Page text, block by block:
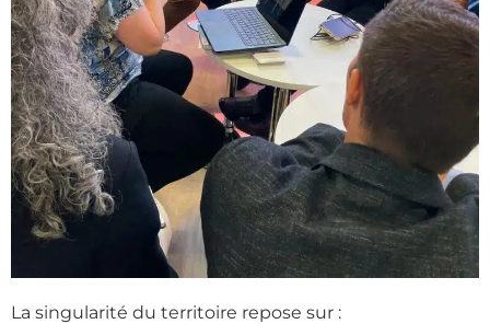
La singularité du territoire repose sur :